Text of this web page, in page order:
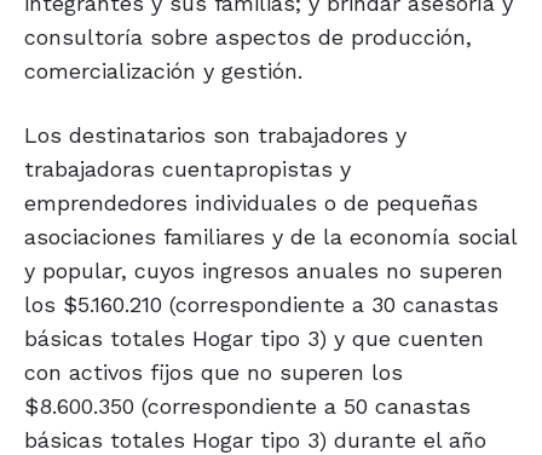
consultoría sobre aspectos de producción,
comercialización y gestión.
Los destinatarios son trabajadores y
trabajadoras cuentapropistas y
emprendedores individuales o de pequeñas
asociaciones familiares y de la economía social
y popular, cuyos ingresos anuales no superen
los $5.160.210 (correspondiente a 30 canastas
básicas totales Hogar tipo 3) y que cuenten
con activos fijos que no superen los
$8.600.350 (correspondiente a 50 canastas
básicas totales Hogar tipo 3) durante el año